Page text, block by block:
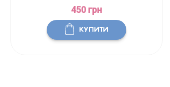
450 грн
КУПИТИ